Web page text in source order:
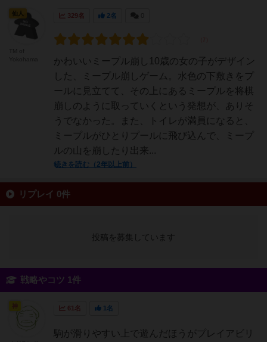
329名 2名
かわいいミープル崩し10歳の女の子がデザイン
した、ミープル崩しゲーム。水色の下敷きをプ
ールに見立てて、その上にあるミープルを将棋
崩しのように取っていくという発想が、ありそ
うでなかった。また、トイレが満員になると、
ミープルがひとりプールに飛び込んで、ミープ
ルの山を崩したり出来...
続きを読む（2年以上前）
仙人
リプレイ 0件
投稿を募集しています
戦略やコツ 1件
61名 1名
駒が滑りやすい上で遊んだほうがプレイアビリ